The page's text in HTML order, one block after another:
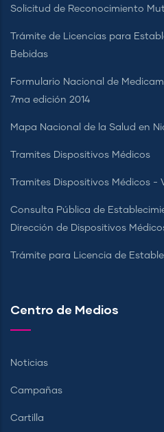
Solicitud de Reconocimiento
Trámite de Licencias para
Bebidas
Formulario Nacional de
7ma edición 2014
Mapa Nacional de la Salud en
Tramites Dispositivos Médicos
Tramites Dispositivos Médicos -
Consulta Pública de
Dirección de Dispositivos
Trámite para Licencia de
Centro de Medios
Noticias
Campañas
Cartilla